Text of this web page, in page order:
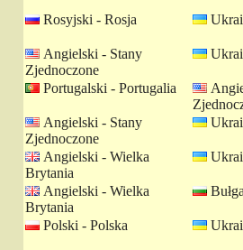
Rosyjski - Rosja
Angielski - Stany
Zjednoczone
Portugalski - Portugalia
Angielski - Stany
Zjednoczone
Angielski - Wielka
Brytania
Angielski - Wielka
Brytania
Polski - Polska